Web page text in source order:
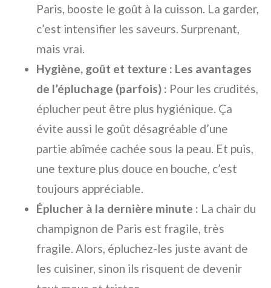
Paris, booste le goût à la cuisson. La garder,
c’est intensifier les saveurs. Surprenant,
mais vrai.
Hygiène, goût et texture : Les avantages
de l’épluchage (parfois) : Pour les crudités,
éplucher peut être plus hygiénique. Ça
évite aussi le goût désagréable d’une
partie abîmée cachée sous la peau. Et puis,
une texture plus douce en bouche, c’est
toujours appréciable.
Éplucher à la dernière minute : La chair du
champignon de Paris est fragile, très
fragile. Alors, épluchez-les juste avant de
les cuisiner, sinon ils risquent de devenir